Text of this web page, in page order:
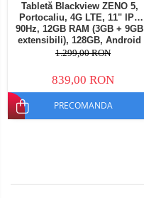
Tabletă Blackview ZENO 5,
Portocaliu, 4G LTE, 11" IPS
90Hz, 12GB RAM (3GB + 9GB
extensibili), 128GB, Android
16, Unisoc T7250, 8300mAh,
SIM
1.299,00 RON
839,00 RON
PRECOMANDA